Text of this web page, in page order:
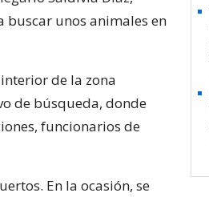
buscar unos animales en
de la zona
de búsqueda, donde
funcionarios de
En la ocasión, se